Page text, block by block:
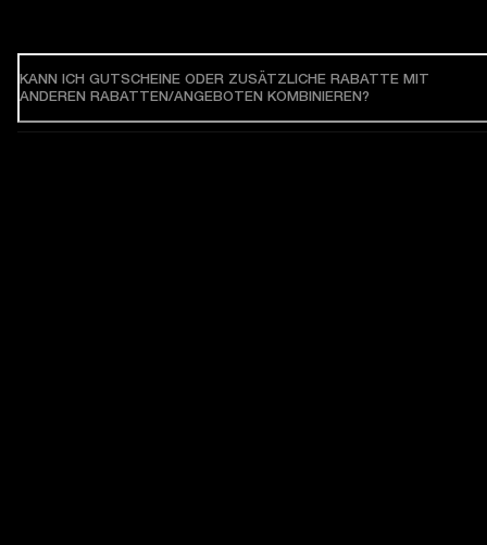
KANN ICH GUTSCHEINE ODER ZUSÄTZLICHE RABATTE MIT
ANDEREN RABATTEN/ANGEBOTEN KOMBINIEREN?